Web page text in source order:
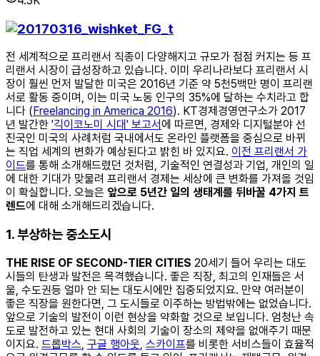
전 세계적으로 프리랜서 직종이 다양해지고 규모가 점점 커지는 등 프
리랜서 시장이 급성장하고 있습니다. 이미 우리나라보다 프리랜서 시
장이 훨씬 먼저 발달한 미국은 2016년 기준 약 5천5백만 명이 프리랜
서로 활동 중이며, 이는 미국 노동 인구의 35%에 달하는 수치라고 합
니다 ( Freelancing in America 2016). KT경제경영연구소가 2017
년 발간한 '긱이코노미 시대' 보고서에 따르면, 경제와 디지털분야 선
진국인 미국의 사례처럼 국내에서도 온라인 플랫폼을 중심으로 바뀌
는 직업 세계의 변화가 예상된다고 밝힌 바 있지요. 이전 프리랜서 가
이드를 통해 소개해드렸던 것처럼, 기술적인 연결성과 기업, 개인의 일
에 대한 기대가 맞물려 프리랜서 경제는 세상에 큰 변화를 가져올 것임
이 확실합니다. 오늘은 앞으로 5년간 일의 생태계를 뒤바꿀 4가지 트
렌드에 대해 소개해드리겠습니다.
1. 부상하는 중소도시
THE RISE OF SECOND-TIER CITIES 20세기 들어 우리는 대도
시들의 탄생과 발전은 목격했습니다. 좋은 직장, 최고의 인재들은 서
울, 수도권등 얼마 안 되는 대도시에만 집중되었지요. 만약 여러분이
좋은 직장을 원한다면, 그 도시들로 이주하는 방법밖에는 없었습니다.
앞으로 기술의 발전이 이런 현상을 약화할 것으로 보입니다. 엄청난 속
도로 발전하고 있는 현대 사회의 기술이 장소의 제약을 없애주기 때문
이지요. 드롭박스 구글 행아웃 스카이프를 비롯한 서비스들이 효율적